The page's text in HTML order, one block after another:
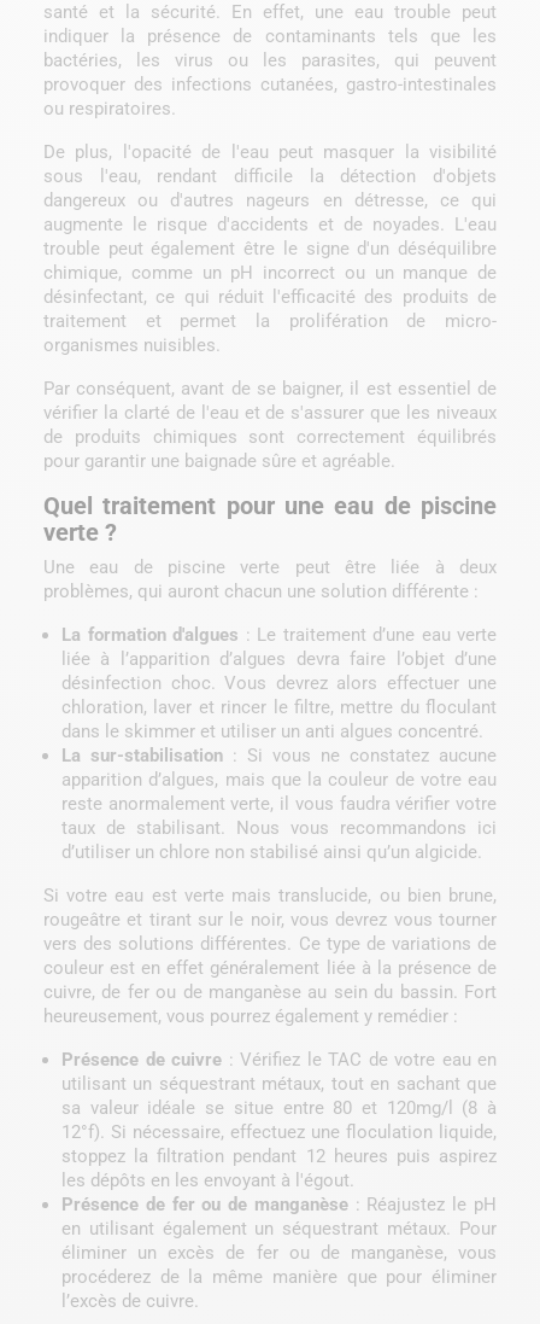
santé et la sécurité. En effet, une eau trouble peut
indiquer la présence de contaminants tels que les
bactéries, les virus ou les parasites, qui peuvent
provoquer des infections cutanées, gastro-intestinales
ou respiratoires.
De plus, l'opacité de l'eau peut masquer la visibilité
sous l'eau, rendant difficile la détection d'objets
dangereux ou d'autres nageurs en détresse, ce qui
augmente le risque d'accidents et de noyades. L'eau
trouble peut également être le signe d'un déséquilibre
chimique, comme un pH incorrect ou un manque de
désinfectant, ce qui réduit l'efficacité des produits de
traitement et permet la prolifération de micro-
organismes nuisibles.
Par conséquent, avant de se baigner, il est essentiel de
vérifier la clarté de l'eau et de s'assurer que les niveaux
de produits chimiques sont correctement équilibrés
pour garantir une baignade sûre et agréable.
Quel traitement pour une eau de piscine
verte ?
Une eau de piscine verte peut être liée à deux
problèmes, qui auront chacun une solution différente :
La formation d'algues : Le traitement d’une eau verte
liée à l’apparition d’algues devra faire l’objet d’une
désinfection choc. Vous devrez alors effectuer une
chloration, laver et rincer le filtre, mettre du floculant
dans le skimmer et utiliser un anti algues concentré.
La sur-stabilisation : Si vous ne constatez aucune
apparition d’algues, mais que la couleur de votre eau
reste anormalement verte, il vous faudra vérifier votre
taux de stabilisant. Nous vous recommandons ici
d’utiliser un chlore non stabilisé ainsi qu’un algicide.
Si votre eau est verte mais translucide, ou bien brune,
rougeâtre et tirant sur le noir, vous devrez vous tourner
vers des solutions différentes. Ce type de variations de
couleur est en effet généralement liée à la présence de
cuivre, de fer ou de manganèse au sein du bassin. Fort
heureusement, vous pourrez également y remédier :
Présence de cuivre : Vérifiez le TAC de votre eau en
utilisant un séquestrant métaux, tout en sachant que
sa valeur idéale se situe entre 80 et 120mg/l (8 à
12°f). Si nécessaire, effectuez une floculation liquide,
stoppez la filtration pendant 12 heures puis aspirez
les dépôts en les envoyant à l'égout.
Présence de fer ou de manganèse: Réajustez le pH
en utilisant également un séquestrant métaux. Pour
éliminer un excès de fer ou de manganèse, vous
procéderez de la même manière que pour éliminer
l’excès de cuivre.